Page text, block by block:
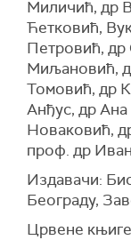
Миличић, др
Ћетковић,
Петровић, др
Миљановић,
Томовић, др
Анђус, др
Новаковић,
проф. др
Издавачи:
Београду,
Црвене